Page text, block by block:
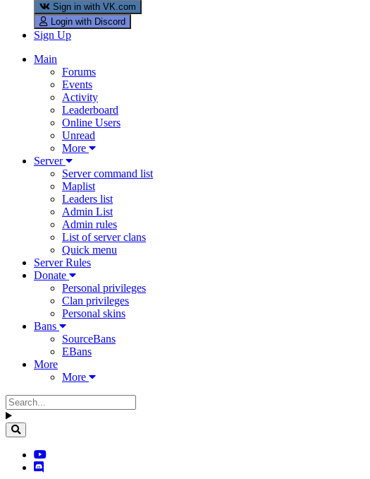
Sign in with VK.com
Login with Discord
Sign Up
Main
Forums
Events
Activity
Leaderboard
Online Users
Unread
More
Server
Server command list
Maplist
Leaders list
Admin List
Admin rules
List of server clans
Quick menu
Server Rules
Donate
Personal privileges
Clan privileges
Personal skins
Bans
SourceBans
EBans
More
More